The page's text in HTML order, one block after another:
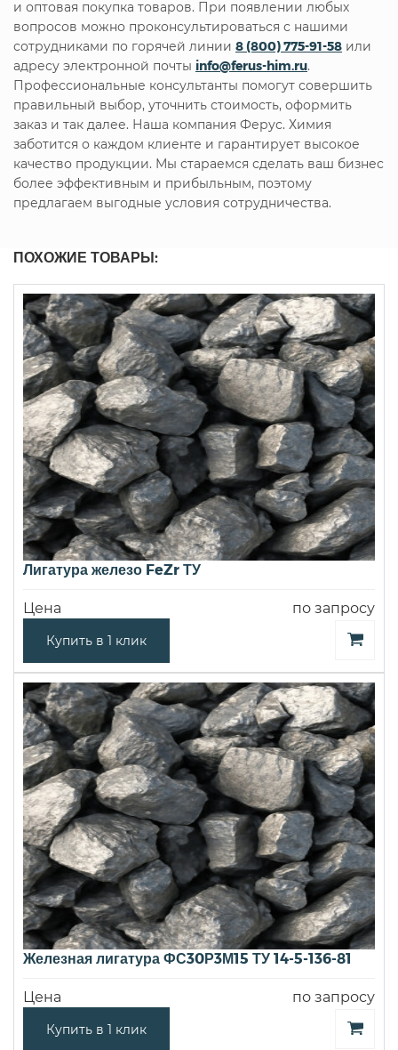
и оптовая покупка товаров. При появлении любых
вопросов можно проконсультироваться с нашими
сотрудниками по горячей линии 8 (800) 775-91-58 или
адресу электронной почты info@ferus-him.ru.
Профессиональные консультанты помогут совершить
правильный выбор, уточнить стоимость, оформить
заказ и так далее. Наша компания Ферус. Химия
заботится о каждом клиенте и гарантирует высокое
качество продукции. Мы стараемся сделать ваш бизнес
более эффективным и прибыльным, поэтому
предлагаем выгодные условия сотрудничества.
ПОХОЖИЕ ТОВАРЫ:
Лигатура железо FeZr ТУ
Цена по запросу
Купить в 1 клик
Железная лигатура ФС30Р3М15 ТУ 14-5-136-81
Цена по запросу
Купить в 1 клик